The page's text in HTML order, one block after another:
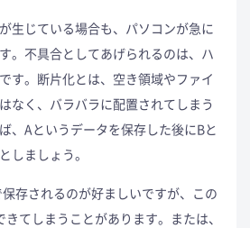
生じている場合も、パソコンが急に
。不具合としてあげられるのは、ハ
す。断片化とは、空き領域やファイ
なく、バラバラに配置されてしまう
、Aというデータを保存した後にBと
しましょう。
存されるのが好ましいですが、この
てしまうことがあります。または、